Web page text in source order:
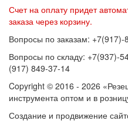
Счет на оплату придет
заказа через корзину.
Вопросы по заказам: +7(917)-
Вопросы по складу: +7(937)-
(917) 849-37-14
Copyright © 2016 - 2026
инструмента оптом и в
Создание и продвижение